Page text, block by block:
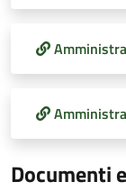
Documenti